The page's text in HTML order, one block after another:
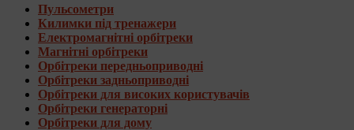
Пульсометри
Килимки під тренажери
Електромагнітні орбітреки
Магнітні орбітреки
Орбітреки передньоприводні
Орбітреки задньоприводні
Орбітреки для високих користувачів
Орбітреки генераторні
Орбітреки для дому